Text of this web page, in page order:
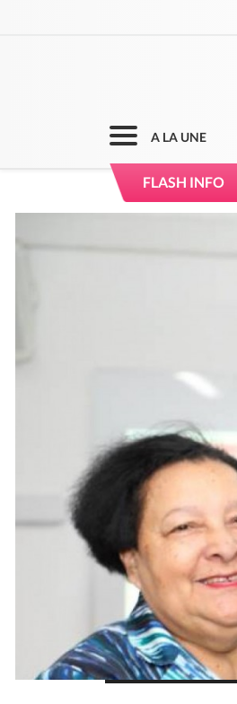
A LA UNE
FLASH INFO